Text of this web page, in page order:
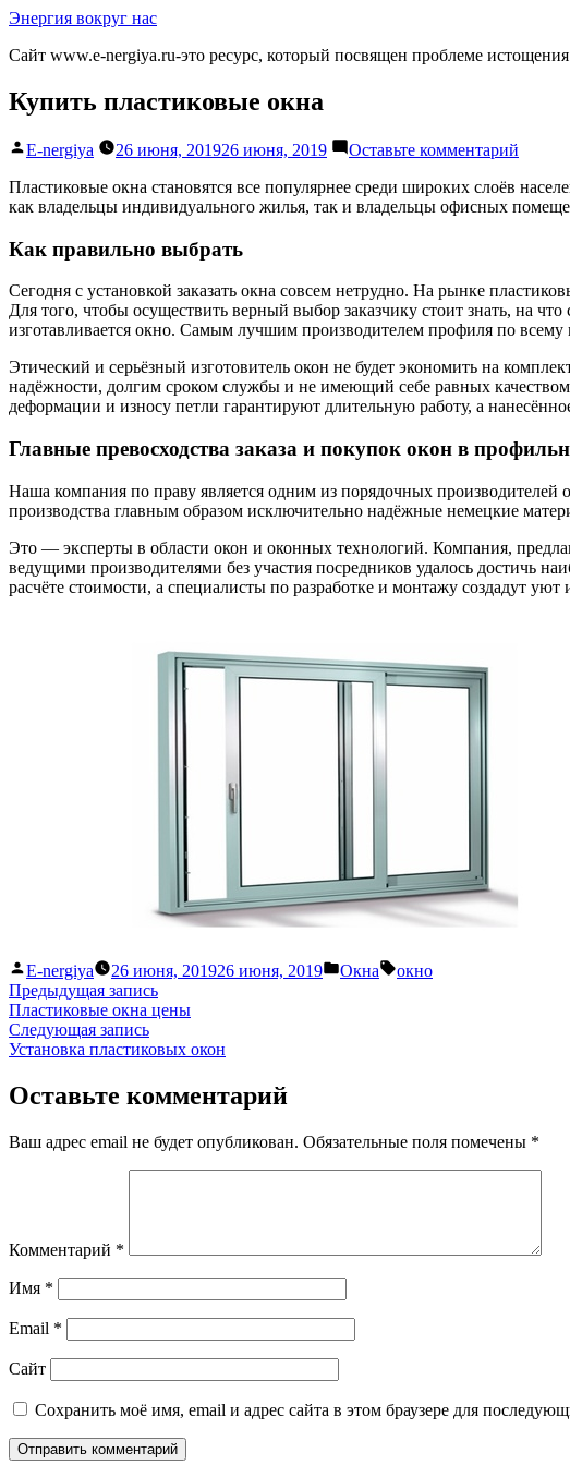
Перейти
содержимому
Энергия вокруг нас
Сайт www.e-nergiya.ru-это ресурс, который посвящен проблеме
Купить пластиковые окна
Написано
E-nergiya 26 июня, 201926 июня, 2019 Оставьте комментарий
окна
Пластиковые окна становятся все популярнее среди широких слоёв
как владельцы индивидуального жилья, так и владельцы офисных
Как правильно выбрать
Сегодня с установкой заказать окна совсем нетрудно. На рынке
Для того, чтобы осуществить верный выбор заказчику стоит знать, на
изготавливается окно. Самым лучшим производителем профиля по
Этический и серьёзный изготовитель окон не будет экономить на
надёжности, долгим сроком службы и не имеющий себе равных
деформации и износу петли гарантируют длительную работу, а
Главные превосходства заказа и покупок окон в
Наша компания по праву является одним из порядочных
производства главным образом исключительно надёжные немецкие
Это — эксперты в области окон и оконных технологий. Компания,
ведущими производителями без участия посредников удалось достичь
расчёте стоимости, а специалисты по разработке и монтажу создадут
Написано
автором
E-nergiya 26 июня, 201926 июня, 2019
Написано
Окна Метки:
окно
Навигация
по
записям
Предыдущая записьПредыдущая
запись:
Пластиковые окна цены
Следующая записьСледующая
запись:
Установка пластиковых окон
Оставьте комментарий
Ваш адрес email не будет опубликован. Обязательные поля помечены *
Комментарий *
Имя *
Email *
Сайт
Сохранить моё имя, email и адрес сайта в этом браузере для